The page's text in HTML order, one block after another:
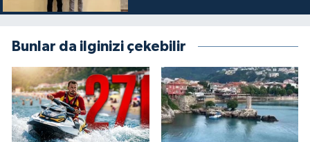
Bunlar da ilginizi çekebilir